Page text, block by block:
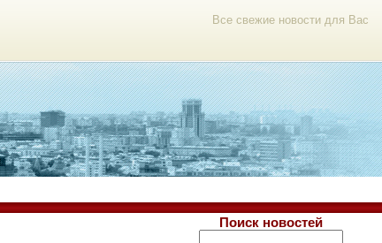
Все свежие новости для Вас
Поиск новостей